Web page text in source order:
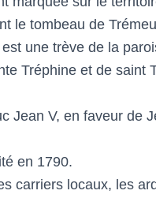
le tombeau de
une trève de la
Tréphine et de
Jean V, en faveur
en 1790.
carriers locaux, les